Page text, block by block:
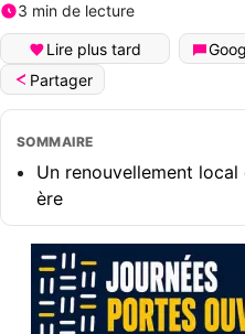
3 min de lecture
Lire plus tard
Partager
SOMMAIRE
Un renouvellement local
ère